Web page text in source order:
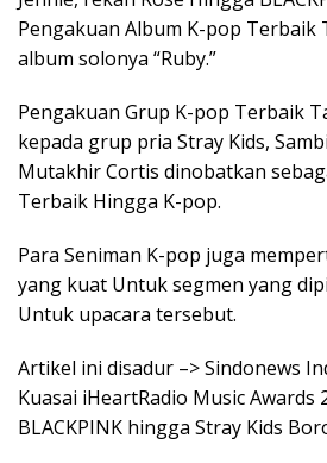
Pengakuan Album K-pop Terbaik
album solonya “Ruby.”
Pengakuan Grup K-pop Terbaik
kepada grup pria Stray Kids,
Mutakhir Cortis dinobatkan
Terbaik Hingga K-pop.
Para Seniman K-pop juga
yang kuat Untuk segmen yang
Untuk upacara tersebut.
Artikel ini disadur –> Sindonews
Kuasai iHeartRadio Music Awards
BLACKPINK hingga Stray Kids